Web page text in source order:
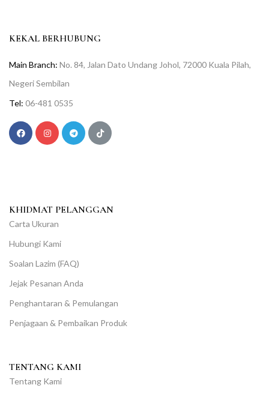
KEKAL BERHUBUNG
Main Branch: No. 84, Jalan Dato Undang Johol, 72000 Kuala Pilah,
Negeri Sembilan
Tel: 06-481 0535
KHIDMAT PELANGGAN
Carta Ukuran
Hubungi Kami
Soalan Lazim (FAQ)
Jejak Pesanan Anda
Penghantaran & Pemulangan
Penjagaan & Pembaikan Produk
TENTANG KAMI
Tentang Kami